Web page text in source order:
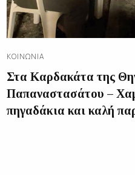
ΚΟΙΝΩΝΊΑ
Στα Καρδακάτα της
Παπαναστασάτου –
πηγαδάκια και καλή